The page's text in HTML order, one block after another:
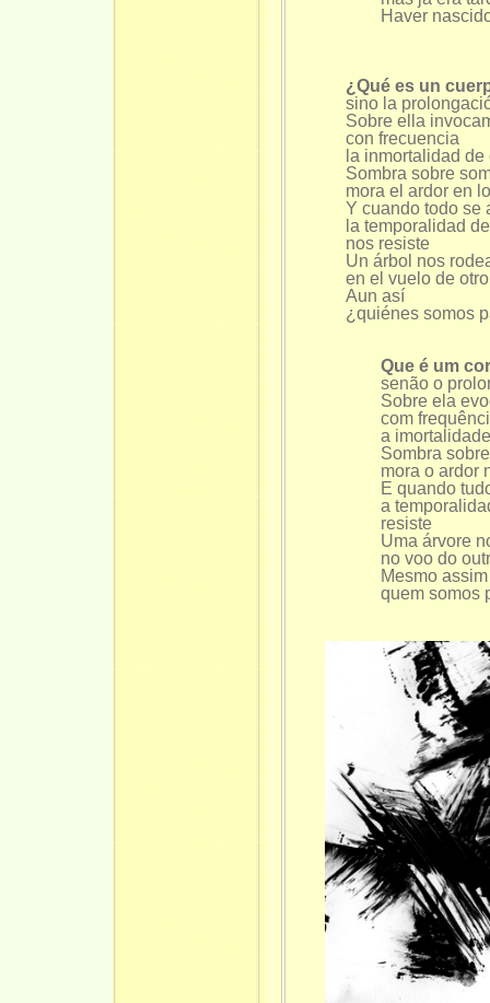
Haver nascido
¿Qué es un
sino la
Sobre ella
con frecuencia
la inmortalidad
Sombra sobre
mora el ardor en
Y cuando todo se
la temporalidad
nos resiste
Un árbol nos
en el vuelo de
Aun así
¿quiénes somos
Que é um
senão o
Sobre ela
com
a imortalidade
Sombra sobre
mora o ardor
E quando tudo
a
resiste
Uma árvore
no voo do
Mesmo assim
quem somos